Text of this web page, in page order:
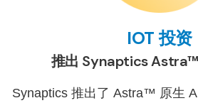
IOT 投资
推出 Synaptics
Synaptics 推出了 Astra™ 原生